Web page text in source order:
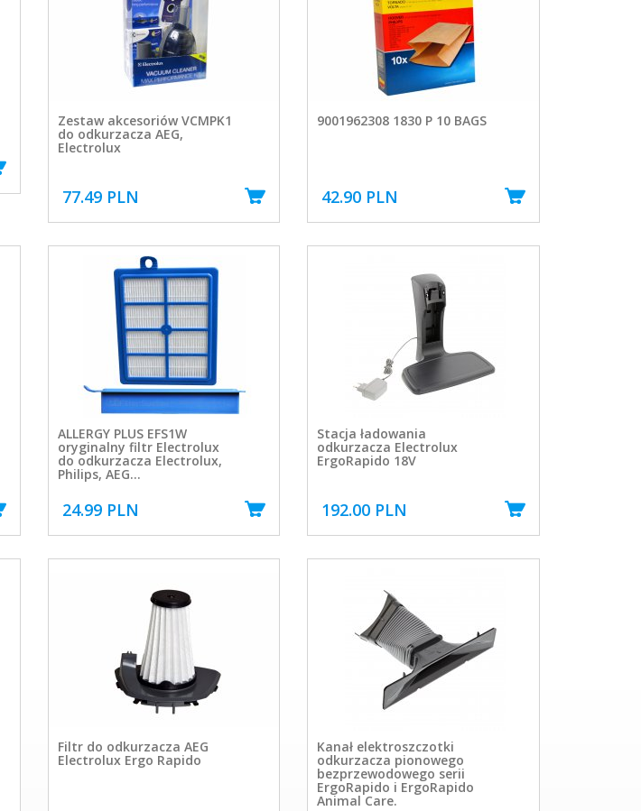
Zestaw akcesoriów VCMPK1
do odkurzacza AEG,
Electrolux
77.49 PLN
9001962308 1830 P 10 BAGS
42.90 PLN
ALLERGY PLUS EFS1W
oryginalny filtr Electrolux
do odkurzacza Electrolux,
Philips, AEG...
24.99 PLN
Stacja ładowania
odkurzacza Electrolux
ErgoRapido 18V
192.00 PLN
Filtr do odkurzacza AEG
Electrolux Ergo Rapido
Kanał elektroszczotki
odkurzacza pionowego
bezprzewodowego serii
ErgoRapido i ErgoRapido
Animal Care.